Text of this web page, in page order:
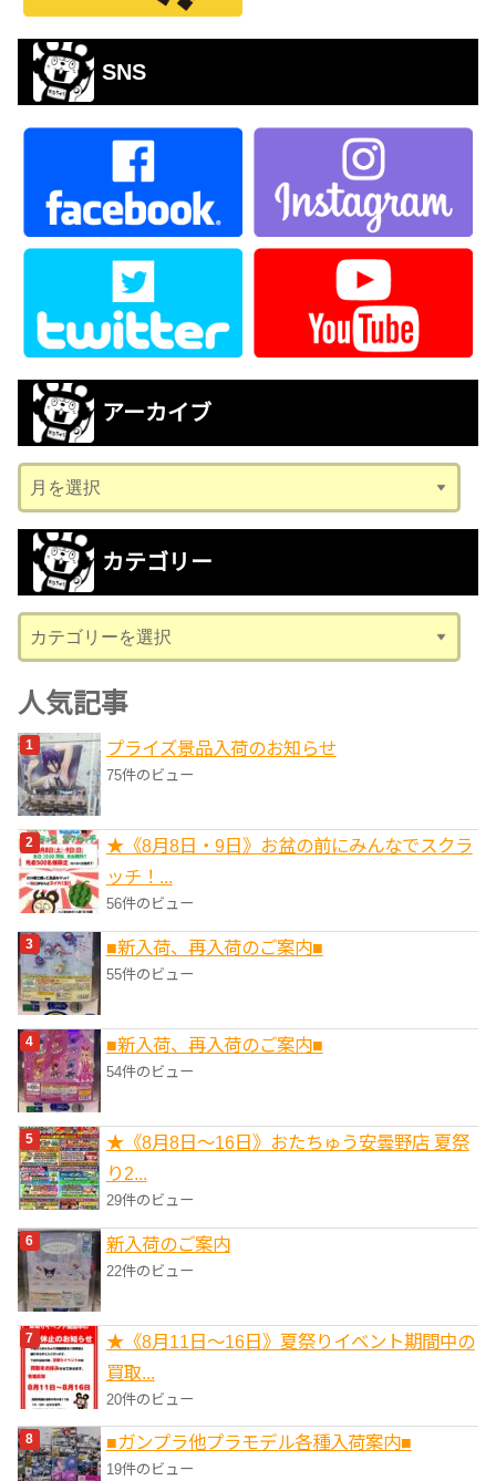
SNS
アーカイブ
ー
カ
ブ
カテゴリー
テ
ゴ
リ
ー
人気記事
プライズ景品入荷のお知らせ
75件のビュー
★《8月8日・9日》お盆の前にみんなでスクラ
ッチ！...
56件のビュー
■新入荷、再入荷のご案内■
55件のビュー
■新入荷、再入荷のご案内■
54件のビュー
★《8月8日～16日》おたちゅう安曇野店 夏祭
り2...
29件のビュー
新入荷のご案内
22件のビュー
★《8月11日～16日》夏祭りイベント期間中の
買取...
20件のビュー
■ガンプラ他プラモデル各種入荷案内■
19件のビュー